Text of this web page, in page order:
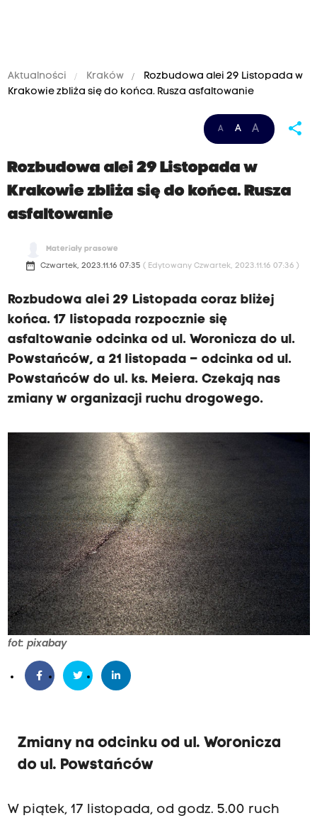
Aktualności Kraków
Rozbudowa alei 29 Listopada w
Krakowie zbliża się do końca. Rusza asfaltowanie
A A A share
Rozbudowa alei 29 Listopada w
Krakowie zbliża się do końca. Rusza
asfaltowanie
Materiały prasowe
date_range Czwartek, 2023.11.16 07:35 ( Edytowany Czwartek, 2023.11.16 07:36 )
Rozbudowa alei 29 Listopada coraz bliżej
końca. 17 listopada rozpocznie się
asfaltowanie odcinka od ul. Woronicza do ul.
Powstańców, a 21 listopada – odcinka od ul.
Powstańców do ul. ks. Meiera. Czekają nas
zmiany w organizacji ruchu drogowego.
fot: pixabay
Zmiany na odcinku od ul. Woronicza
do ul. Powstańców
W piątek, 17 listopada, od godz. 5.00 ruch
z
b
d
a
l
e
i
2
9
p
a
d
a
c
o
r
z